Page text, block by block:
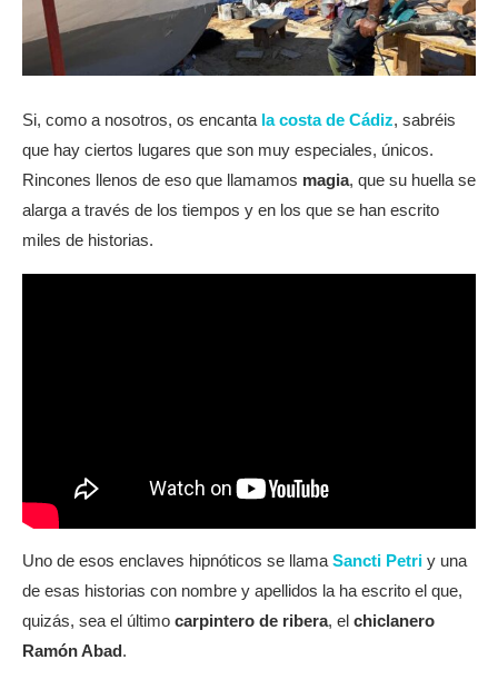
Si, como a nosotros, os encanta la costa de Cádiz, sabréis
que hay ciertos lugares que son muy especiales, únicos.
Rincones llenos de eso que llamamos magia, que su huella se
alarga a través de los tiempos y en los que se han escrito
miles de historias.
Uno de esos enclaves hipnóticos se llamaSancti Petri y una
de esas historias con nombre y apellidos la ha escrito el que,
quizás, sea el último carpintero de ribera, el chiclanero
Ramón Abad.